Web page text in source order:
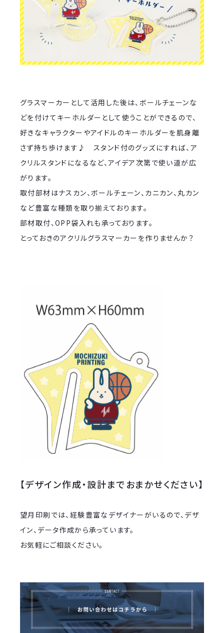
グラスマーカーとして活用した後は、ボールチェーンな
どを付けてキーホルダーとして使うことができるので、
好きなキャラクターやアイドルのキーホルダーを肌身離
さず持ち歩けます♪ スタンド付のグッズにすれば、ア
クリルスタンドになるなど、アイデア次第で使い道が広
がります。
取付部材はナスカン、ボールチェーン、カニカン、丸カン
など豊富な種類を取り揃えております。
部材取付、OPP袋入れも承っております。
とっておきのアクリルグラスマーカーを作りませんか？
【デザイン作成・設計までおまかせください】
望月印刷では、経験豊富なデザイナーがいるので、デザ
イン、データ作成から承っています。
お気軽にご相談ください。